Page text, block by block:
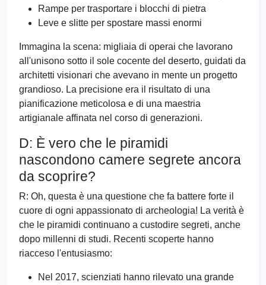
Rampe per trasportare i blocchi di pietra
Leve e slitte per spostare massi enormi
Immagina la scena: migliaia di operai che lavorano
all'unisono sotto il sole cocente del deserto, guidati da
architetti visionari che avevano in mente un progetto
grandioso. La precisione era il risultato di una
pianificazione meticolosa e di una maestria
artigianale affinata nel corso di generazioni.
D: È vero che le piramidi
nascondono camere segrete ancora
da scoprire?
R: Oh, questa è una questione che fa battere forte il
cuore di ogni appassionato di archeologia! La verità è
che le piramidi continuano a custodire segreti, anche
dopo millenni di studi. Recenti scoperte hanno
riacceso l'entusiasmo:
Nel 2017, scienziati hanno rilevato una grande